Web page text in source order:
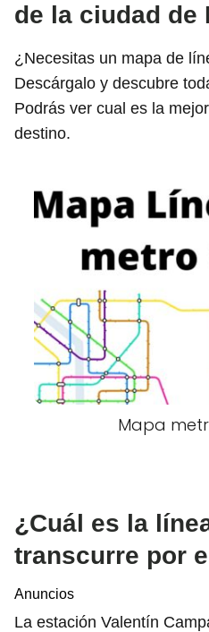
de la ciudad de
¿Necesitas un mapa de
Descárgalo y descubre
Podrás ver cual es la
destino.
Mapa
¿Cuál es la
transcurre por
Anuncios
La estación Valentín